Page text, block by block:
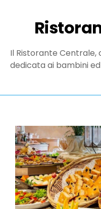
Il Ristorante Centrale,
dedicata ai bambini